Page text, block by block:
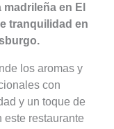
en El
tranquilidad en
los aromas y
con
y un toque de
restaurante